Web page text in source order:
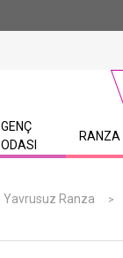
GENÇ
ODASI
RANZA
Yavrusuz Ranza